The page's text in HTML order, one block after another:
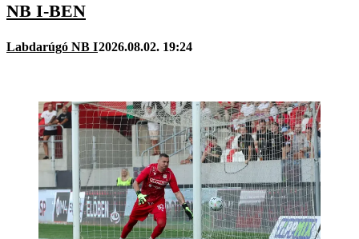
NB I-BEN
Labdarúgó NB I2026.08.02. 19:24